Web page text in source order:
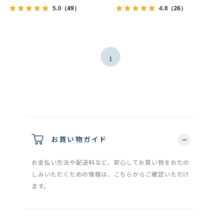
5.0（49） 4.8 （26）
1
お買い物ガイド
お支払い方法や配送料など、安心してお買い物をおたの
しみいただくための情報は、こちらからご確認いただけ
ます。